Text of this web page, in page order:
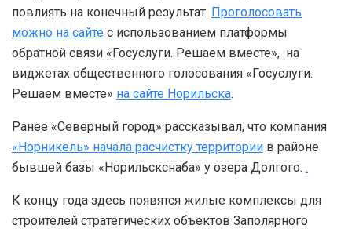
повлиять на конечный результат. Проголосовать
можно на сайте с использованием платформы
обратной связи «Госуслуги. Решаем вместе», на
виджетах общественного голосования «Госуслуги.
Решаем вместе» на сайте Норильска.
Ранее «Северный город» рассказывал, что компания
«Норникель» начала расчистку территории в районе
бывшей базы «Норильскснаба» у озера Долгого. .
К концу года здесь появятся жилые комплексы для
строителей стратегических объектов Заполярного